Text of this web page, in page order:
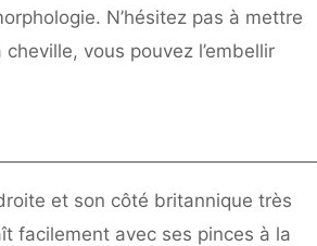
N’hésitez pas à mettre
vous pouvez l’embellir
et son côté britannique très
facilement avec ses pinces à la